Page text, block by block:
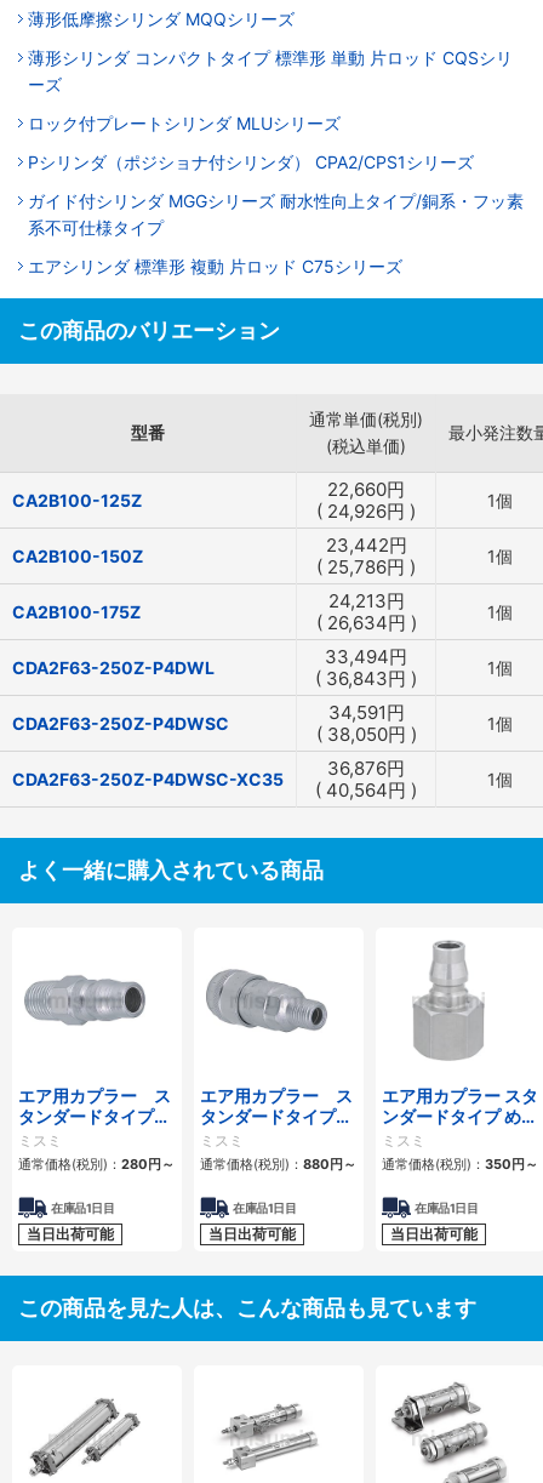
薄形低摩擦シリンダ MQQシリーズ
薄形シリンダ コンパクトタイプ 標準形 単動 片ロッド CQSシリ
ーズ
ロック付プレートシリンダ MLUシリーズ
Pシリンダ（ポジショナ付シリンダ） CPA2/CPS1シリーズ
ガイド付シリンダ MGGシリーズ 耐水性向上タイプ/銅系・フッ素
系不可仕様タイプ
エアシリンダ 標準形 複動 片ロッド C75シリーズ
この商品のバリエーション
型番
通常単価(税別)
(税込単価)
最小発注数
CA2B100-125Z 22,660円
( 24,926円 ) 1個
CA2B100-150Z 23,442円
( 25,786円 ) 1個
CA2B100-175Z 24,213円
( 26,634円 ) 1個
CDA2F63-250Z-P4DWL 33,494円
( 36,843円 ) 1個
CDA2F63-250Z-P4DWSC 34,591円
( 38,050円 ) 1個
CDA2F63-250Z-P4DWSC-XC35 36,876円
( 40,564円 ) 1個
よく一緒に購入されている商品
エア用カプラー ス
タンダードタイプ
おねじプラグ
ミスミ
通常価格(税別)： 280 円 ～
在庫品1日目
当日出荷可能
エア用カプラー ス
タンダードタイプ
おねじソケット
ミスミ
通常価格(税別)： 880 円 ～
在庫品1日目
当日出荷可能
エア用カプラー スタ
ンダードタイプ めね
じプラグ
ミスミ
通常価格(税別)： 350 円 ～
在庫品1日目
当日出荷可能
この商品を見た人は、こんな商品も見ています